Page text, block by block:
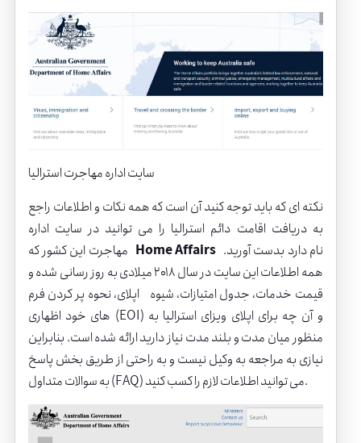
سایت اداره مهاجرت استرالیا
نکته ای که باید توجه کنید آن است که همه نکات و اطلاعات راجع
به دریافت اقامت دائم استرالیا را می توانید در سایت اداره
Home Affairsنام دارد بدست آورید.
همه اطلاعات این سایت در سال ۲۰۱۸ میلادی به روز رسانی شده و
قیمت خدمات، جدول امتیازات، شیوه اپلای، نحوه پر کردن فرم
های خود اظهاری (EOI) و آن چه برای اپلای ویزای استرالیا به
منظور میان مدت و بلند مدت نیاز دارید ارائه شده است. بنابراین
نیازی به مراجعه به وکیل نیست و به راحتی از طریق بخش پاسخ
به سوالات متداول (FAQ) می توانید اطلاعات لازم را کسب کنید.